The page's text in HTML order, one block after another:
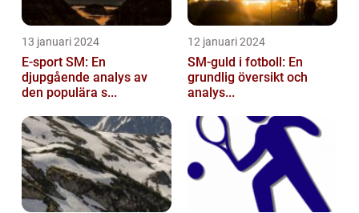
13 januari 2024
E-sport SM: En
djupgående analys av
den populära s...
12 januari 2024
SM-guld i fotboll: En
grundlig översikt och
analys...